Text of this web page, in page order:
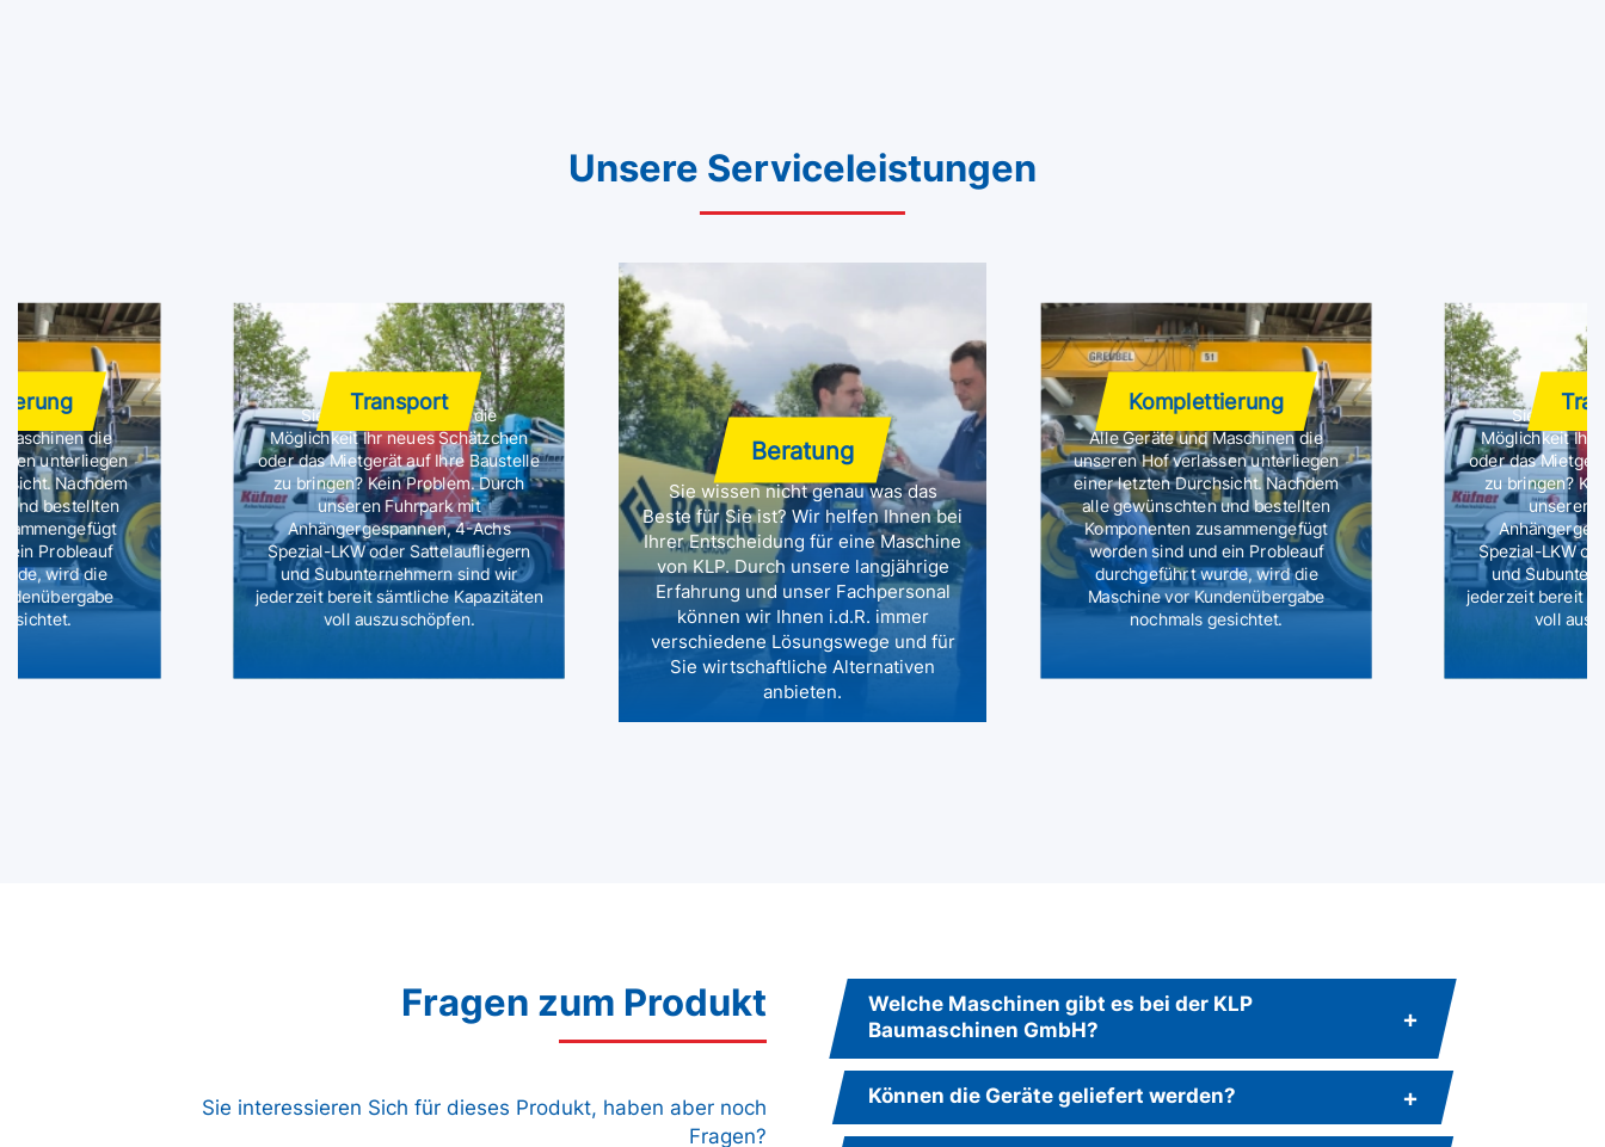
Unsere Serviceleistungen
die
unterliegen
Nachdem
und bestellten
ein Probleauf
wird die
Transport
Sie haben selbst nicht die
Möglichkeit Ihr neues Schätzchen
oder das Mietgerät auf Ihre Baustelle
zu bringen? Kein Problem. Durch
unseren Fuhrpark mit
Anhängergespannen, 4-Achs
Spezial-LKW oder Sattelaufliegern
und Subunternehmern sind wir
jederzeit bereit sämtliche Kapazitäten
voll auszuschöpfen.
Beratung
Sie wissen nicht genau was das
Beste für Sie ist? Wir helfen Ihnen bei
Ihrer Entscheidung für eine Maschine
von KLP. Durch unsere langjährige
Erfahrung und unser Fachpersonal
können wir Ihnen i.d.R. immer
verschiedene Lösungswege und für
Sie wirtschaftliche Alternativen
anbieten.
Komplettierung
Alle Geräte und Maschinen die
unseren Hof verlassen unterliegen
einer letzten Durchsicht. Nachdem
alle gewünschten und bestellten
Komponenten zusammengefügt
worden sind und ein Probleauf
durchgeführt wurde, wird die
Maschine vor Kundenübergabe
nochmals gesichtet.
Sie haben
Möglichkeit Ihr
oder das
zu bringen?
unseren
Spezial-LKW
und
jederzeit bereit
voll
Fragen zum Produkt
Sie interessieren Sich für dieses Produkt, haben aber noch
Fragen?
Welche Maschinen gibt es bei der KLP
Baumaschinen GmbH?
Können die Geräte geliefert werden?